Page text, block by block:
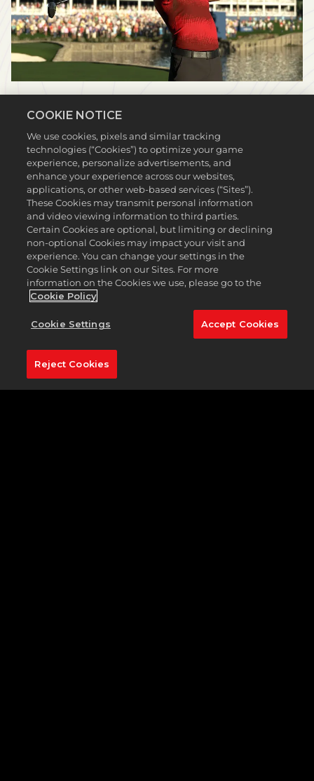
COOKIE NOTICE
We use cookies, pixels and similar tracking
technologies (“Cookies”) to optimize your game
experience, personalize advertisements, and
enhance your experience across our websites,
applications, or other web-based services (“Sites”).
These Cookies may transmit personal information
and video viewing information to third parties.
Certain Cookies are optional, but limiting or declining
non-optional Cookies may impact your visit and
experience. You can change your settings in the
Cookie Settings link on our Sites. For more
information on the Cookies we use, please go to the
Cookie Policy
Cookie Settings Accept Cookies
Reject Cookies